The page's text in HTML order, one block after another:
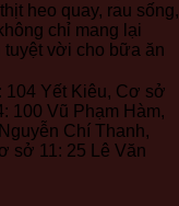
heo quay, rau sống,
chỉ mang lại
vời cho bữa ăn
Yết Kiêu, Cơ sở
100 Vũ Phạm Hàm,
Chí Thanh,
sở 11: 25 Lê Văn